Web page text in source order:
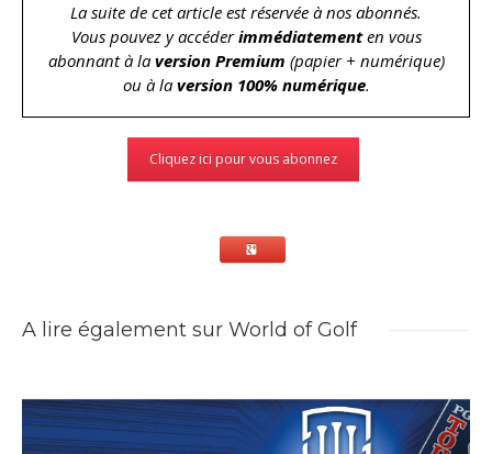
La suite de cet article est réservée à nos abonnés.
Vous pouvez y accéderimmédiatementen vous
abonnant à la version Premium (papier + numérique)
ou à la version 100% numérique.
Cliquez ici pour vous abonnez
A lire également sur World of Golf